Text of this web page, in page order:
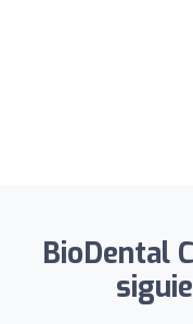
BioDental